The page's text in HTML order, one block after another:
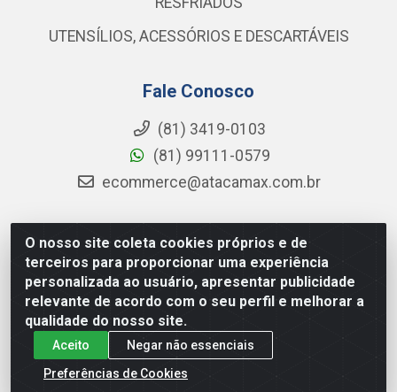
O nosso site coleta cookies próprios e de
terceiros para proporcionar uma experiência
personalizada ao usuário, apresentar publicidade
relevante de acordo com o seu perfil e melhorar a
qualidade do nosso site.
Aceito
Negar não essenciais
Preferências de Cookies
UTENSÍLIOS, ACESSÓRIOS E DESCARTÁVEIS
Fale Conosco
(81) 3419-0103
(81) 99111-0579
ecommerce@atacamax.com.br
Atacamax Importadora de Alimentos LTDA - RODOVIA BR-
101 - SUL, KM 79,60 GP E GALPAO:D - Muribeca, Jaboatão dos
Guararapes - PE, 54355-010 - CNPJ 08.305.623/0001-84